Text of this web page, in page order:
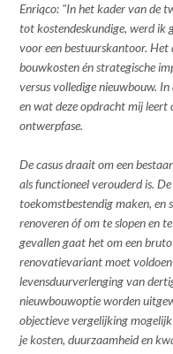
i
n
c
o
n
t
e
t
Enriqco: "In het kader van de
tot kostendeskundige, werd ik
voor een bestuurskantoor.
bouwkosten én strategische
versus volledige nieuwbouw.
en wat deze opdracht mij leert
ontwerpfase.
De casus draait om een
als functioneel verouderd is.
toekomstbestendig maken, en
renoveren óf om te slopen en
gevallen gaat het om een
renovatievariant moet
levensduurverlenging van
nieuwbouwoptie worden
objectieve vergelijking
je kosten, duurzaamheid en